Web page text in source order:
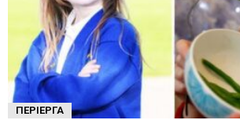
ΠΕΡΊΕΡΓΑ